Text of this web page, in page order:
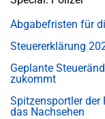
Abgabefristen für
Steuererklärung
Geplante
zukommt
Spitzensportler der
das Nachsehen